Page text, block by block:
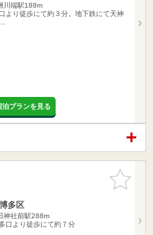
川端駅188m
より徒歩にて約３分。地下鉄にて天神
プランを見る
お気に入
りに追加
多区
神社前駅288m
より徒歩にて約７分